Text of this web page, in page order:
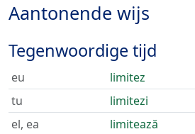
Aantonende wijs
Tegenwoordige tijd
eu
limitez
tu
limitezi
el, ea
limitează